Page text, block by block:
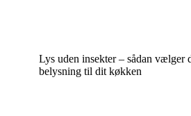
Lys uden insekter – sådan vælger
belysning til dit køkken